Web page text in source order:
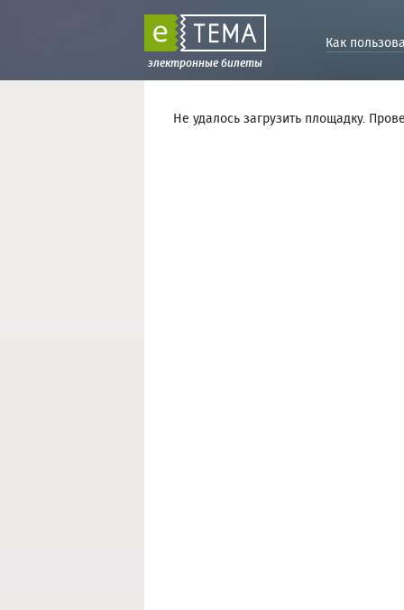
электронные билеты
Как
Не удалось загрузить площадку.